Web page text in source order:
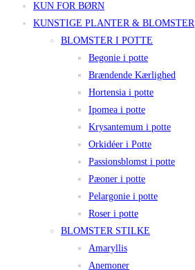
KUN FOR BØRN
KUNSTIGE PLANTER & BLOMSTER
BLOMSTER I POTTE
Begonie i potte
Brændende Kærlighed
Hortensia i potte
Ipomea i potte
Krysantemum i potte
Orkidéer i Potte
Passionsblomst i potte
Pæoner i potte
Pelargonie i potte
Roser i potte
BLOMSTER STILKE
Amaryllis
Anemoner